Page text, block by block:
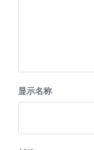
显示名称